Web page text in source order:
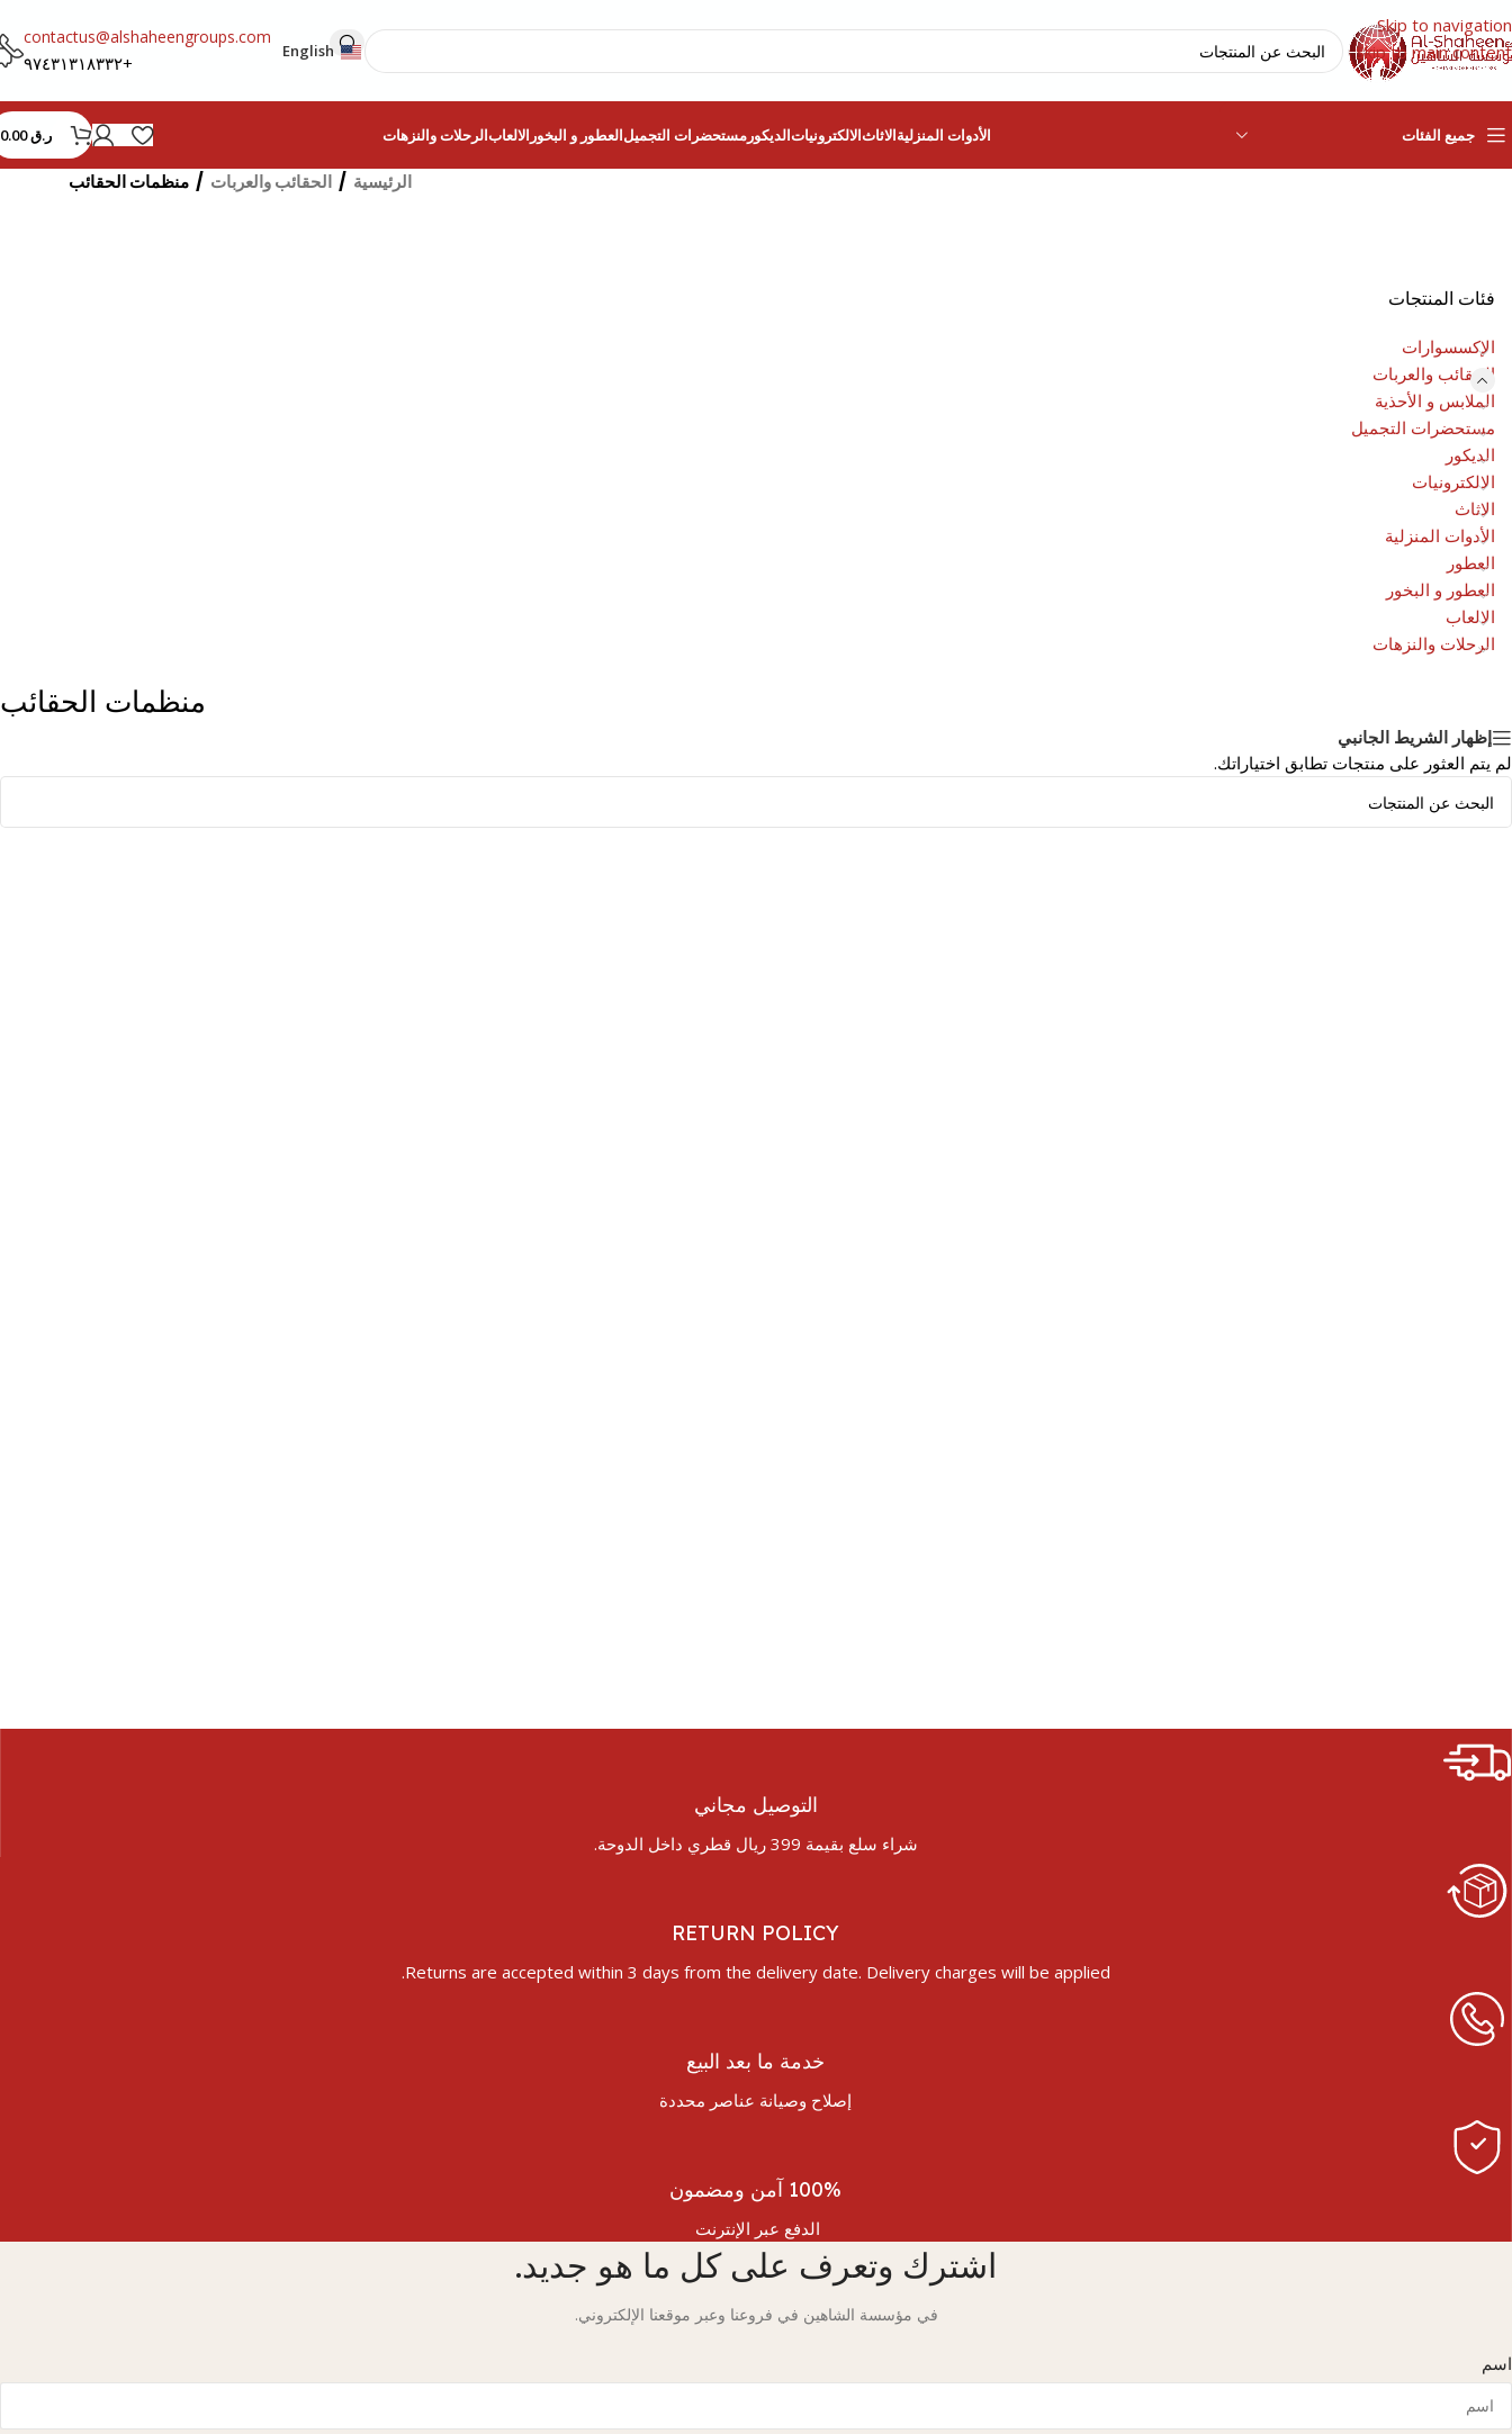
Skip to navigation
Skip to main content
English
contactus@alshaheengroups.com
+٩٧٤٣١٣١٨٣٣٢
جميع الفئات الأدوات المنزليةالاثاثالالكترونياتالديكورمستحضرات التجميلالعطور و البخور الالعابالرحلات والنزهات ر.ق0.00
الرئيسية / الحقائب والعربات / منظمات الحقائب
فئات المنتجات
الإكسسوارات
الحقائب والعربات
الملابس و الأحذية
مستحضرات التجميل
الديكور
الالكترونيات
الاثاث
الأدوات المنزلية
العطور
العطور و البخور
الالعاب
الرحلات والنزهات
منظمات الحقائب
إظهار الشريط الجانبي
لم يتم العثور على منتجات تطابق اختياراتك.
التوصيل مجاني
شراء سلع بقيمة 399 ريال قطري داخل الدوحة.
RETURN POLICY
Returns are accepted within 3 days from the delivery date. Delivery charges will be applied.
خدمة ما بعد البيع
إصلاح وصيانة عناصر محددة
100% آمن ومضمون
الدفع عبر الإنترنت
اشترك وتعرف على كل ما هو جديد.
في مؤسسة الشاهين في فروعنا وعبر موقعنا الإلكتروني.
اسم